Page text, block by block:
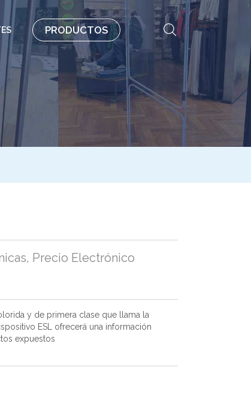
PRODUCTOS
, Precio Electrónico
y de primera clase que llama la
ESL ofrecerá una información
expuestos